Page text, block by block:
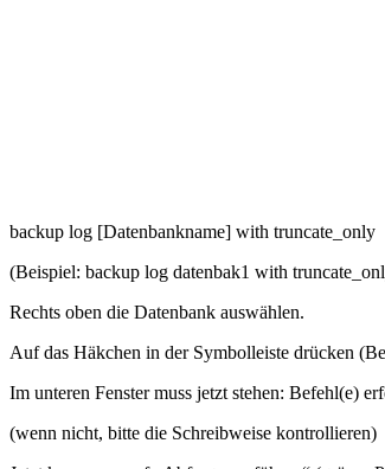
backup log [Datenbankname] with truncate_only
(Beispiel: backup log datenbak1 with
Rechts oben die Datenbank auswählen.
Auf das Häkchen in der Symbolleiste drücken
Im unteren Fenster muss jetzt stehen: Befehl(e)
(wenn nicht, bitte die Schreibweise kontrollieren)